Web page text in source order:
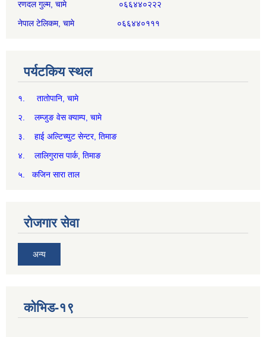
रणदल गुल्म, चामे ०६६४४०२२२
नेपाल टेलिकम, चामे ०६६४४०१११
पर्यटकिय स्थल
१. तातोपानि, चामे
२. लम्जुङ वेस क्याम्प, चामे
३. हाई अल्टिच्युट सेन्टर, तिमाङ
४. लालिगुरास पार्क, तिमाङ
५. कजिन सारा ताल
रोजगार सेवा
अन्य
कोभिड-१९